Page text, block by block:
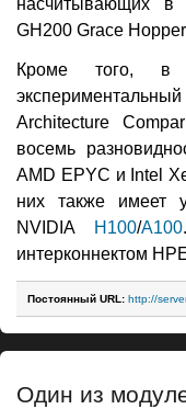
насчитывающих в
GH200 Grace
Кроме того, в
Architecture
восемь
AMD EPYC и Intel
них также имеет
NVIDIA
H100/A100
интерконнектом
Постоянный URL: http://
Один из